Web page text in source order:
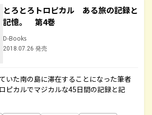
とろとろトロピカル ある旅の記録と
記憶。 第4巻
D-Books
2018.07.26 発売
いた南の島に滞在することになった筆者
ピカルでマジカルな45日間の記録と記